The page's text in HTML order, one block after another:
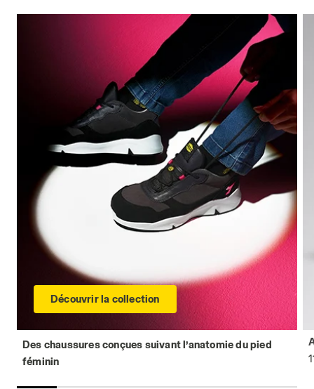
Découvrir la collection
Des chaussures conçues suivant l’anatomie du pied
féminin